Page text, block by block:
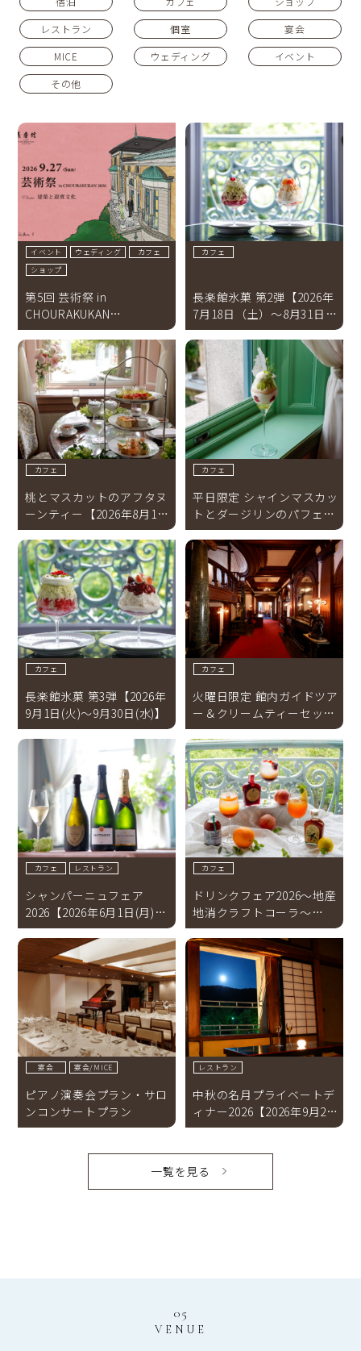
レストラン
個室
宴会
MICE
ウェディング
イベント
その他
イベント ウェディング
カフェ
ショップ
第5回 芸術祭 in
CHOURAKUKAN
2026【2026年9月27日(日)
】
カフェ
長楽館氷菓 第2弾【2026年
7月18日（土）～8月31日
（月）】
カフェ
桃とマスカットのアフタヌ
ーンティー【2026年8月1日
（土）～8月31日（月）】
カフェ
平日限定 シャインマスカッ
トとダージリンのパフェ
【2026年8月3日(月)～8月
31日(月)】
カフェ
長楽館氷菓 第3弾【2026年
9月1日(火)～9月30日(水)】
カフェ
火曜日限定 館内ガイドツア
ー＆クリームティーセット
プラン【2026年8月～9月】
カフェ レストラン
シャンパーニュフェア
2026【2026年6月1日(月)～
8月31日(月)】
カフェ
ドリンクフェア2026～地産
地消クラフトコーラ～
【2026年6月1日（月）～8
月31日（月）】
宴会 宴会/MICE
ピアノ演奏会プラン・サロ
ンコンサートプラン
レストラン
中秋の名月プライベートデ
ィナー2026【2026年9月25
日（金）・一組限定 】
一覧を見る
05
VENUE